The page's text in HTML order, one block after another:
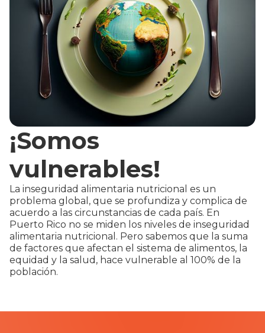
¡Somos
vulnerables!
La inseguridad alimentaria nutricional es un
problema global, que se profundiza y complica de
acuerdo a las circunstancias de cada país. En
Puerto Rico no se miden los niveles de inseguridad
alimentaria nutricional. Pero sabemos que la suma
de factores que afectan el sistema de alimentos, la
equidad y la salud, hace vulnerable al 100% de la
población.